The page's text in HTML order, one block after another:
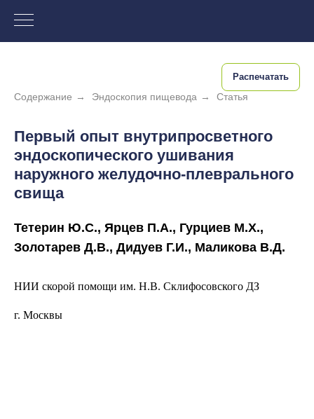
Распечатать
Содержание → Эндоскопия пищевода → Статья
Первый опыт внутрипросветного
эндоскопического ушивания
наружного желудочно-плеврального
свища
Тетерин Ю.С., Ярцев П.А., Гурциев М.Х.,
Золотарев Д.В., Дидуев Г.И., Маликова В.Д.
НИИ скорой помощи им. Н.В. Склифосовского ДЗ
г. Москвы